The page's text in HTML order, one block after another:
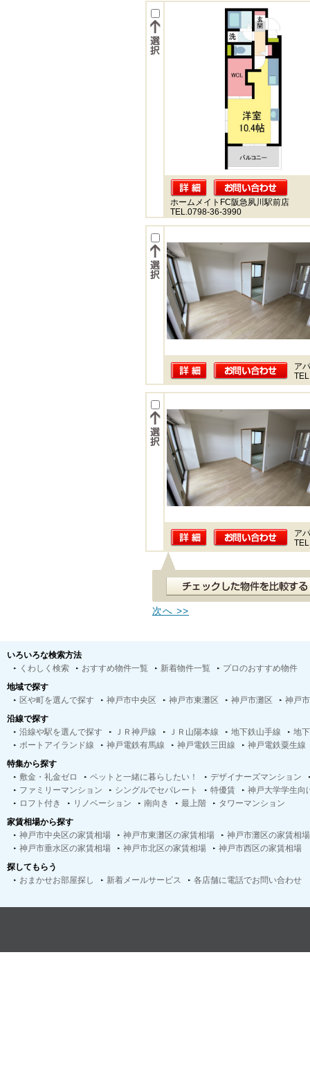
ホームメイトFC阪急夙川駅前店
TEL.0798-36-3990
ア
ア
次へ >>
いろいろな検索方法
くわしく検索
おすすめ物件一覧 新着物件一覧
プロのおすすめ物件
地域で探す
区や町を選んで探す
神戸市中央区 神戸市東灘区 神戸市灘区
神戸
沿線で探す
沿線や駅を選んで探す
ＪＲ神戸線 ＪＲ山陽本線 地下鉄山手線
地
ポートアイランド線
神戸電鉄有馬線 神戸電鉄三田線
神戸電鉄粟生線
特集から探す
敷金・礼金ゼロ
ペットと一緒に暮らしたい！
デザイナーズマンション
ファミリーマンション
シングルでセパレート 特優賃
神戸大学学生向
ロフト付き
リノベーション 南向き 最上階
タワーマンション
家賃相場から探す
神戸市中央区の家賃相場
神戸市東灘区の家賃相場
神戸市灘区の家賃相場
神戸市垂水区の家賃相場
神戸市北区の家賃相場
神戸市西区の家賃相場
探してもらう
おまかせお部屋探し
新着メールサービス 各店舗に電話でお問い合わせ